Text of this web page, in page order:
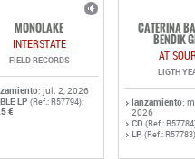
MONOLAKE
INTERSTATE
FIELD RECORDS
: jul. 2, 2026
LP (Ref.: R57794):
€
CATERINA
BENDIK
AT
LIGTH
lanzamiento:
2026
CD (Ref.:
LP (Ref.: R57783)